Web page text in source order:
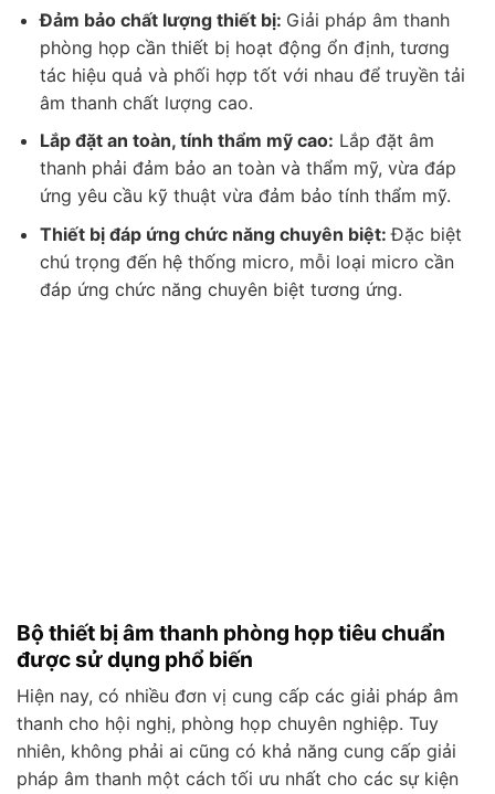
Đảm bảo chất lượng thiết bị: Giải pháp âm thanh
phòng họp cần thiết bị hoạt động ổn định, tương
tác hiệu quả và phối hợp tốt với nhau để truyền tải
âm thanh chất lượng cao.
Lắp đặt an toàn, tính thẩm mỹ cao: Lắp đặt âm
thanh phải đảm bảo an toàn và thẩm mỹ, vừa đáp
ứng yêu cầu kỹ thuật vừa đảm bảo tính thẩm mỹ.
Thiết bị đáp ứng chức năng chuyên biệt:Đặc biệt
chú trọng đến hệ thống micro, mỗi loại micro cần
đáp ứng chức năng chuyên biệt tương ứng.
Bộ thiết bị âm thanh phòng họp tiêu chuẩn
được sử dụng phổ biến
Hiện nay, có nhiều đơn vị cung cấp các giải pháp âm
thanh cho hội nghị, phòng họp chuyên nghiệp. Tuy
nhiên, không phải ai cũng có khả năng cung cấp giải
pháp âm thanh một cách tối ưu nhất cho các sự kiện